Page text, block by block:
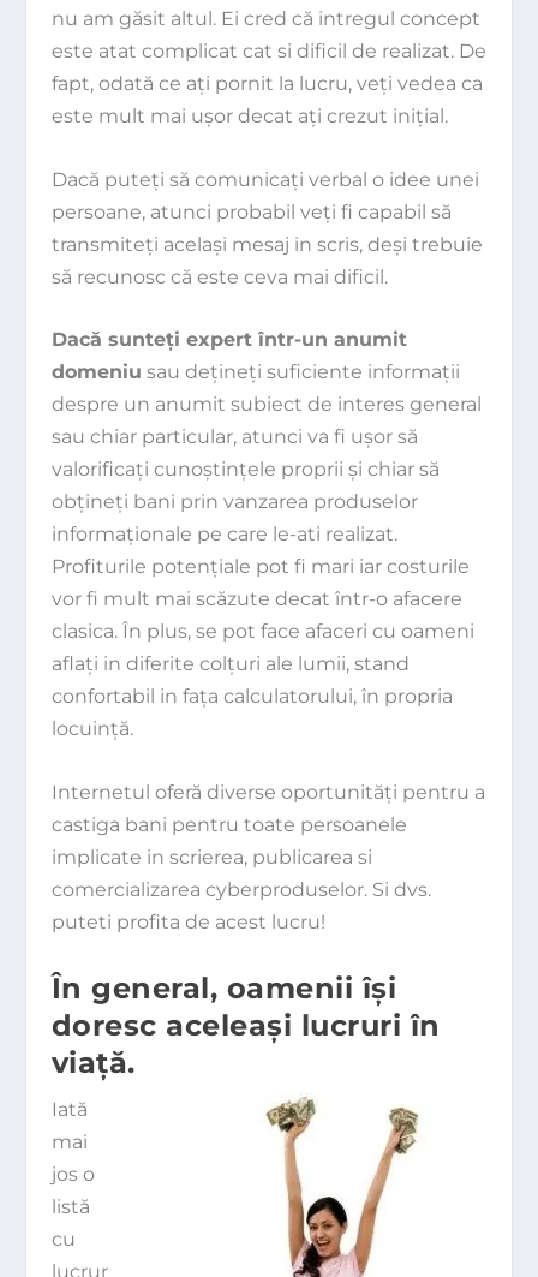
nu am găsit altul. Ei cred că intregul concept
este atat complicat cat si dificil de realizat. De
fapt, odată ce aţi pornit la lucru, veţi vedea ca
este mult mai uşor decat aţi crezut iniţial.
Dacă puteţi să comunicaţi verbal o idee unei
persoane, atunci probabil veţi fi capabil să
transmiteţi acelaşi mesaj in scris, deşi trebuie
să recunosc că este ceva mai dificil.
Dacă sunteţi expert într-un anumit
domeniu sau deţineţi suficiente informaţii
despre un anumit subiect de interes general
sau chiar particular, atunci va fi uşor să
valorificaţi cunoştinţele proprii şi chiar să
obţineţi bani prin vanzarea produselor
informaţionale pe care le-ati realizat.
Profiturile potenţiale pot fi mari iar costurile
vor fi mult mai scăzute decat într-o afacere
clasica. În plus, se pot face afaceri cu oameni
aflaţi in diferite colţuri ale lumii, stand
confortabil in faţa calculatorului, în propria
locuinţă.
Internetul oferă diverse oportunităţi pentru a
castiga bani pentru toate persoanele
implicate in scrierea, publicarea si
comercializarea cyberproduselor. Si dvs.
puteti profita de acest lucru!
În general, oamenii îşi
doresc aceleaşi lucruri în
viaţă.
Iată
mai
jos o
listă
cu
lucrur